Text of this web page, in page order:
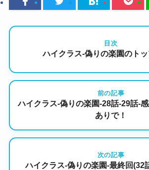
目次
ハイクラス-偽りの楽園のト
前の記事
ハイクラス-偽りの楽園-28話-29話-
ありで！
次の記事
ハイクラス-偽りの楽園-最終回(32